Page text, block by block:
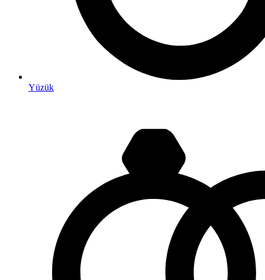
Yüzük